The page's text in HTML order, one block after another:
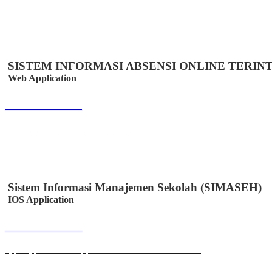
SISTEM INFORMASI ABSENSI ONLINE
Web Application
Sistem Informasi Manajemen Sekolah (SIMASEH)
IOS Application